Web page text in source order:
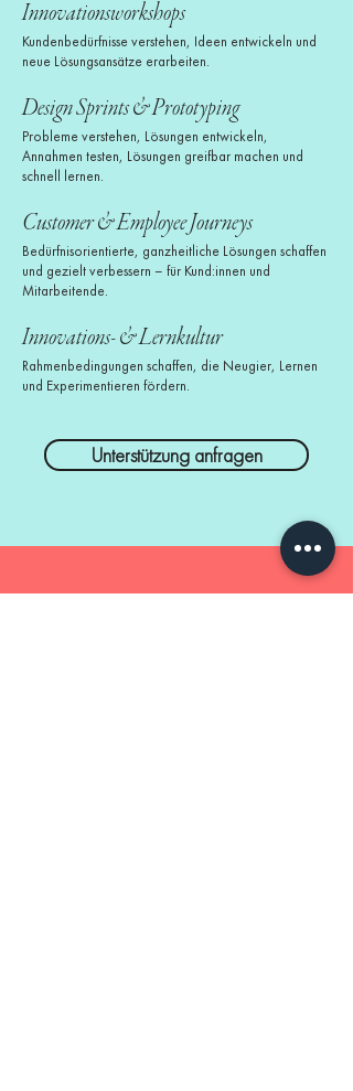
Innovationsworkshops
Kundenbedürfnisse verstehen, Ideen entwickeln und
neue Lösungsansätze erarbeiten.
Design Sprints & Prototyping
Probleme verstehen, Lösungen entwickeln,
Annahmen testen, Lösungen greifbar machen und
schnell lernen.
Customer & Employee Journeys
Bedürfnisorientierte, ganzheitliche Lösungen schaffen
und gezielt verbessern – für Kund:innen und
Mitarbeitende.
Innovations- & Lernkultur
Rahmenbedingungen schaffen, die Neugier, Lernen
und Experimentieren fördern.
Unterstützung anfragen